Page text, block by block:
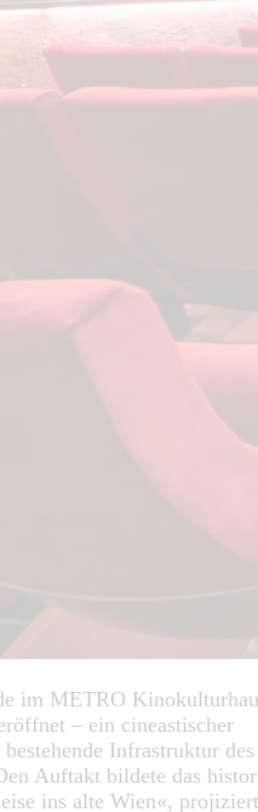
im METRO
– ein cineastischer
Infrastruktur des
Auftakt bildete das
ins alte Wien«,